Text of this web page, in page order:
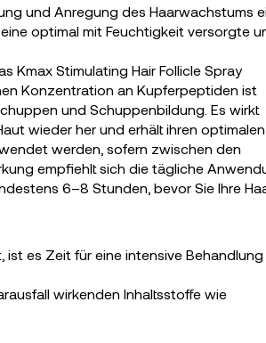
und Anregung des Haarwachstums
optimal mit Feuchtigkeit versorgte
Kmax Stimulating Hair Follicle Spray
Konzentration an Kupferpeptiden ist
und Schuppenbildung. Es wirkt
wieder her und erhält ihren optimalen
werden, sofern zwischen den
empfiehlt sich die tägliche
6–8 Stunden, bevor Sie Ihre
es Zeit für eine intensive Behandlung
wirkenden Inhaltsstoffe wie